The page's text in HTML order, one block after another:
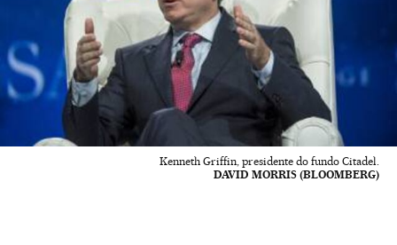
Kenneth Griffin, presidente do fundo Citadel.
DAVID MORRIS (BLOOMBERG)